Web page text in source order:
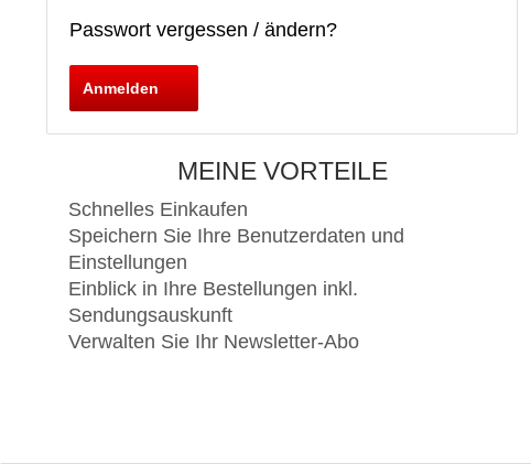
Passwort vergessen / ändern?
Anmelden
MEINE VORTEILE
Schnelles Einkaufen
Speichern Sie Ihre Benutzerdaten und
Einstellungen
Einblick in Ihre Bestellungen inkl.
Sendungsauskunft
Verwalten Sie Ihr Newsletter-Abo